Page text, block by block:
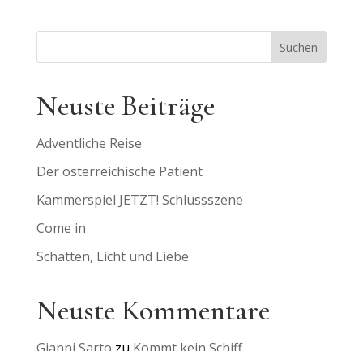
Suchen
Neuste Beiträge
Adventliche Reise
Der österreichische Patient
Kammerspiel JETZT! Schlussszene
Come in
Schatten, Licht und Liebe
Neuste Kommentare